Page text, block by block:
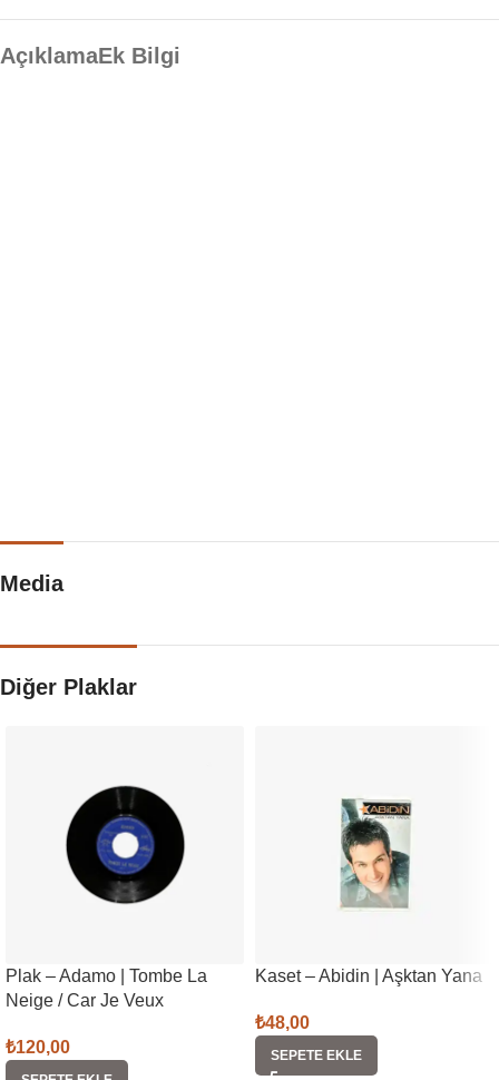
AçıklamaEk Bilgi
Media
Diğer Plaklar
Plak – Adamo | Tombe La
Neige / Car Je Veux
₺120,00
Kaset – Abidin | Aşktan Yana
₺48,00
SEPETE EKLE